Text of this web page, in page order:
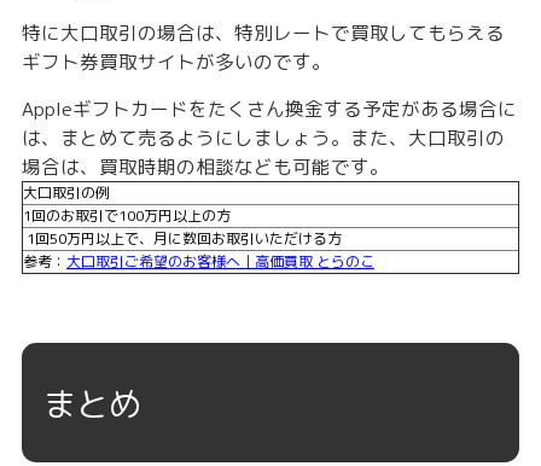
特に大口取引の場合は、特別レートで買取してもらえる
ギフト券買取サイトが多いのです。
Appleギフトカードをたくさん換金する予定がある場合に
は、まとめて売るようにしましょう。また、大口取引の
場合は、買取時期の相談なども可能です。
大口取引の例
1回のお取引で100万円以上の方
1回50万円以上で、月に数回お取引いただける方
参考： 大口取引ご希望のお客様へ｜高価買取 とらのこ
まとめ